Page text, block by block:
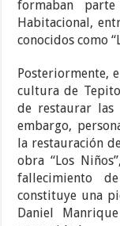
formaban
Habitacional,
conocidos como
Posteriormente,
cultura de
de restaurar las
embargo,
la restauración
obra “Los
fallecimiento
constituye una
Daniel